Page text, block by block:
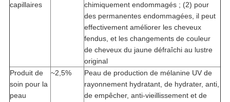
capillaires
chimiquement endommagés ; (2) pour
des permanentes endommagées, il peut
effectivement améliorer les cheveux
fendus, et les changements de couleur
de cheveux du jaune défraîchi au lustre
original
Produit de
soin pour la
peau
~2,5%
Peau de production de mélanine UV de
rayonnement hydratant, de hydrater, anti,
de empêcher, anti-vieillissement et de